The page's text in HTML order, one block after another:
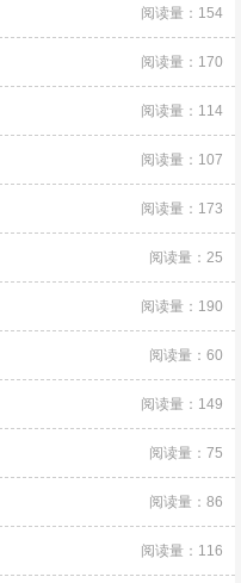
阅读量：154
阅读量：170
阅读量：114
阅读量：107
阅读量：173
阅读量：25
阅读量：190
阅读量：60
阅读量：149
阅读量：75
阅读量：86
阅读量：116